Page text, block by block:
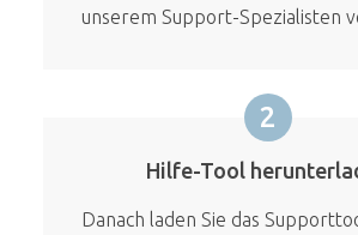
unserem Support-Spezialisten
2
Hilfe-Tool
Danach laden Sie das